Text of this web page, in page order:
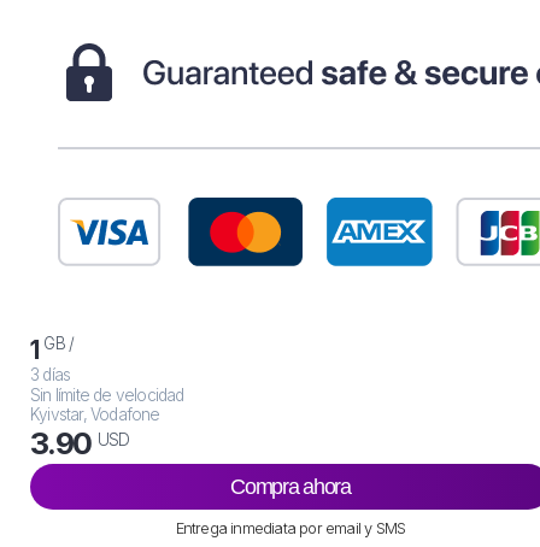
1 GB /
3 días
Sin límite de velocidad
Kyivstar, Vodafone
3.90 USD
Compra ahora
Entrega inmediata por email y SMS